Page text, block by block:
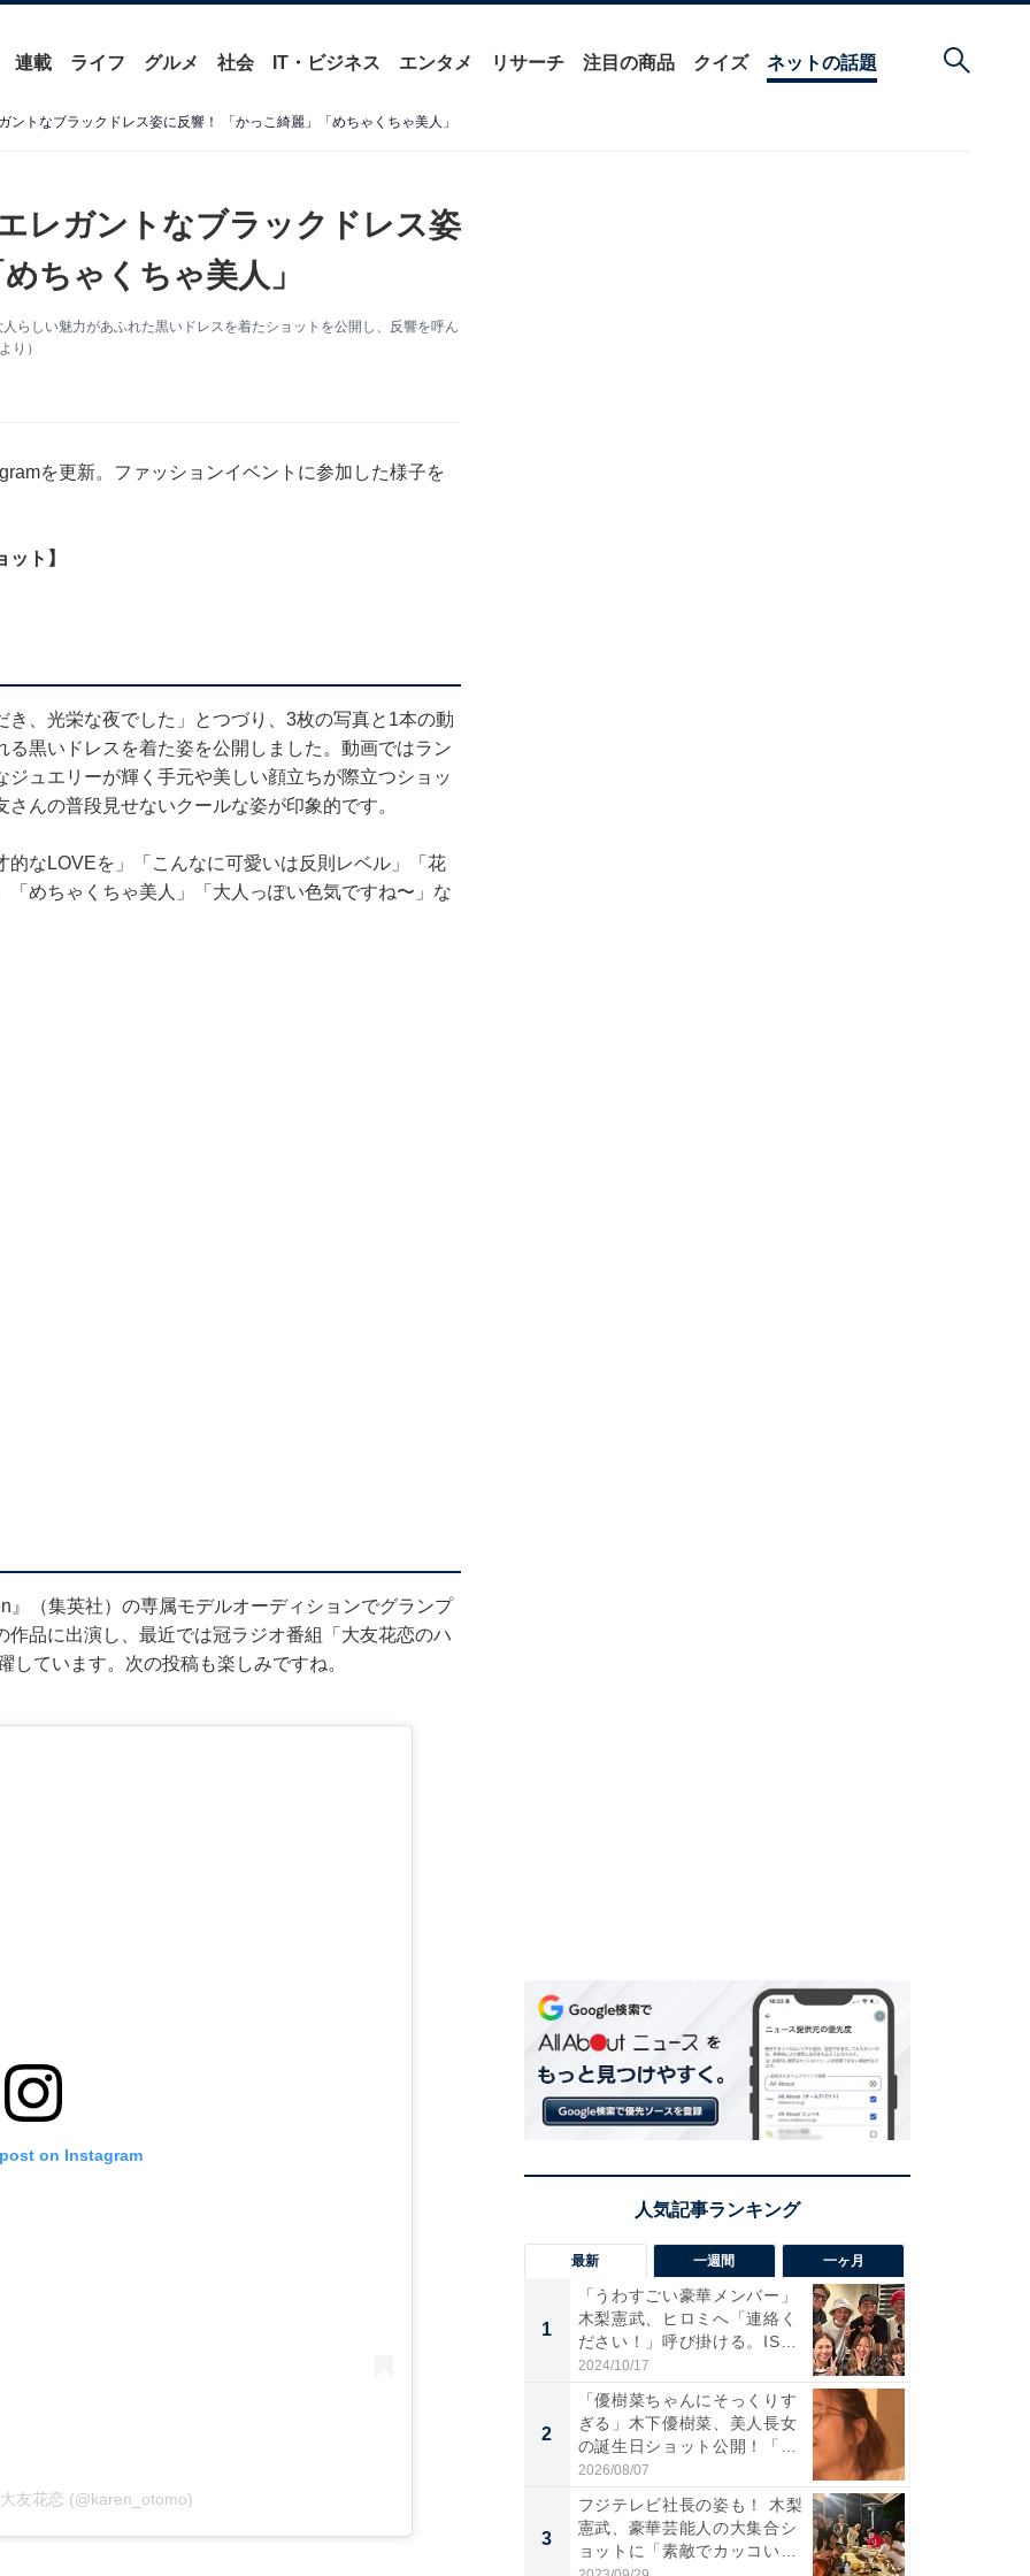
連載 ライフ グルメ 社会 IT・ビジネス エンタメ リサーチ 注目の商品 クイズ ネットの話題
ントなブラックドレス姿に反響！ 「かっこ綺麗」「めちゃくちゃ美人」
レガントなブラックドレス姿
ちゃくちゃ美人」
らしい魅力があふれた黒いドレスを着たショットを公開し、反響を呼ん
り）
を更新。ファッションイベントに参加した様子を
ト】
、光栄な夜でした」とつづり、3枚の写真と1本の動
黒いドレスを着た姿を公開しました。動画ではラン
ュエリーが輝く手元や美しい顔立ちが際立つショッ
んの普段見せないクールな姿が印象的です。
なLOVEを」「こんなに可愛いは反則レベル」「花
めちゃくちゃ美人」「大人っぽい色気ですね〜」な
（集英社）の専属モデルオーディションでグランプ
品に出演し、最近では冠ラジオ番組「大友花恋のハ
ています。次の投稿も楽しみですね。
on Instagram
友花恋 (@karen_otomo)
最新 一週間 一ヶ月
1
「うわすごい豪華メンバー」
木梨憲武、ヒロミへ「連絡く
ださい！」呼び掛ける。IS
S...
2024/10/17
2
「優樹菜ちゃんにそっくりす
ぎる」木下優樹菜、美人長女
の誕生日ショット公開！「1
4...
2026/08/07
3
フジテレビ社長の姿も！ 木梨
憲武、豪華芸能人の大集合シ
ョットに「素敵でカッコい